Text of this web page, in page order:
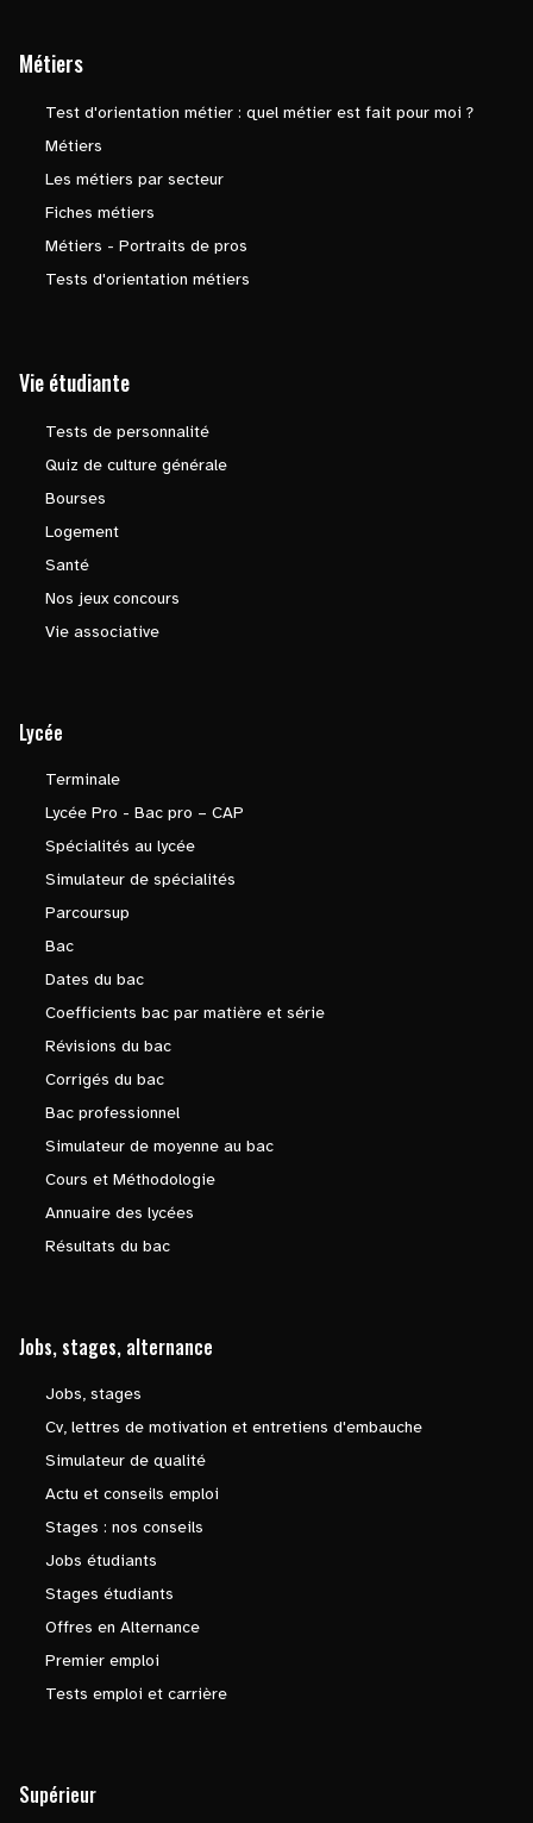
Métiers
Test d'orientation métier : quel métier est fait pour moi ?
Métiers
Les métiers par secteur
Fiches métiers
Métiers - Portraits de pros
Tests d'orientation métiers
Vie étudiante
Tests de personnalité
Quiz de culture générale
Bourses
Logement
Santé
Nos jeux concours
Vie associative
Lycée
Terminale
Lycée Pro - Bac pro – CAP
Spécialités au lycée
Simulateur de spécialités
Parcoursup
Bac
Dates du bac
Coefficients bac par matière et série
Révisions du bac
Corrigés du bac
Bac professionnel
Simulateur de moyenne au bac
Cours et Méthodologie
Annuaire des lycées
Résultats du bac
Jobs, stages, alternance
Jobs, stages
Cv, lettres de motivation et entretiens d'embauche
Simulateur de qualité
Actu et conseils emploi
Stages : nos conseils
Jobs étudiants
Stages étudiants
Offres en Alternance
Premier emploi
Tests emploi et carrière
Supérieur